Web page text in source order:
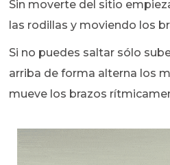
Sin moverte del sitio
las rodillas y moviendo los
Si no puedes saltar sólo
arriba de forma alterna los
mueve los brazos